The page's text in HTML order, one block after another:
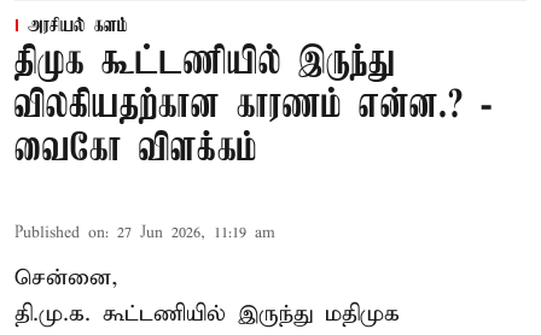
அரசியல் களம்
திமுக கூட்டணியில் இருந்து
விலகியதற்கான காரணம் என்ன.? -
வைகோ விளக்கம்
Published on: 27 Jun 2026, 11:19 am
சென்னை,
தி.மு.க. கூட்டணியில் இருந்து மதிமுக